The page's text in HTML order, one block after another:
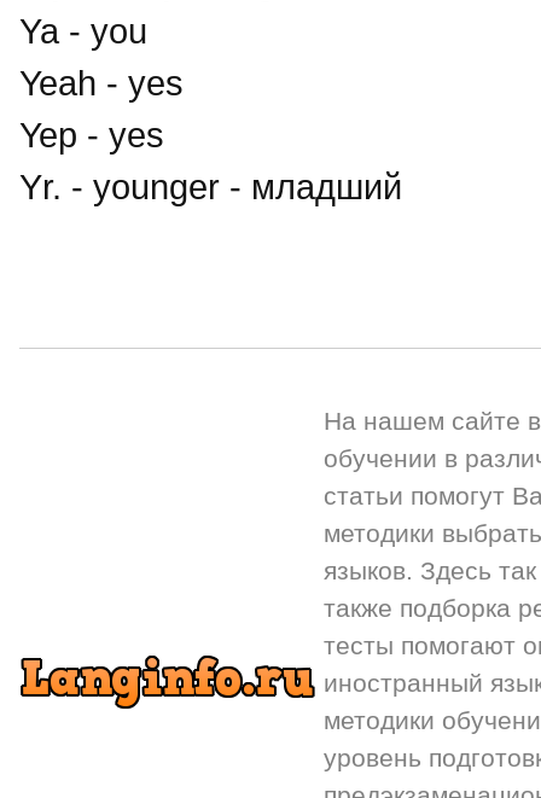
Ya - you
Yeah - yes
Yep - yes
Yr. - younger - младший
На нашем сайте
обучении в
статьи помогут
методики
языков. Здесь
также подборка
тесты помогают
иностранный
методики
уровень